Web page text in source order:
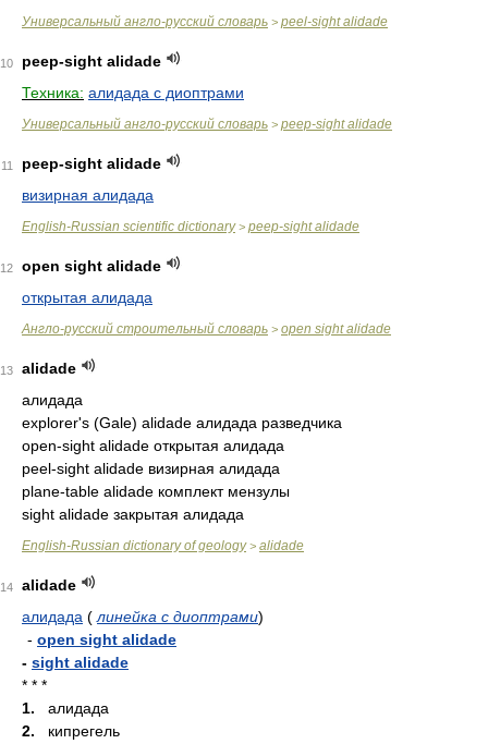
Универсальный англо-русский словарь > peel-sight alidade
10
peep-sight alidade
Техника: алидада с диоптрами
Универсальный англо-русский словарь > peep-sight alidade
11
peep-sight alidade
визирная алидада
English-Russian scientific dictionary> peep-sight alidade
12
open sight alidade
открытая алидада
Англо-русский строительный словарь > open sight alidade
13
alidade
алидада
explorer's (Gale) alidade алидада разведчика
open-sight alidade открытая алидада
peel-sight alidade визирная алидада
plane-table alidade комплект мензулы
sight alidade закрытая алидада
English-Russian dictionary of geology> alidade
14
alidade
алидада ( линейка с диоптрами)
- open sight alidade
- sight alidade
* * *
1. алидада
2. кипрегель